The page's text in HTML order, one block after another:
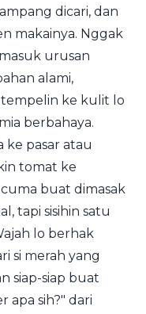
dicari, dan
makainya. Nggak
urusan
alami,
ke kulit lo
berbahaya.
ke pasar atau
tomat ke
buat dimasak
tapi sisihin satu
lo berhak
si merah yang
siap-siap buat
apa sih?" dari